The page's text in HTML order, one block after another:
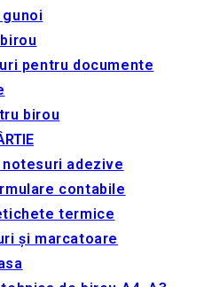
pentru documente
birou
adezive
contabile
termice
și marcatoare